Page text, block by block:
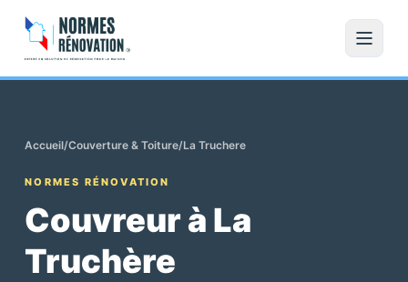
Accueil/Couverture & Toiture/La Truchere
NORMES RÉNOVATION
Couvreur à La
Truchère